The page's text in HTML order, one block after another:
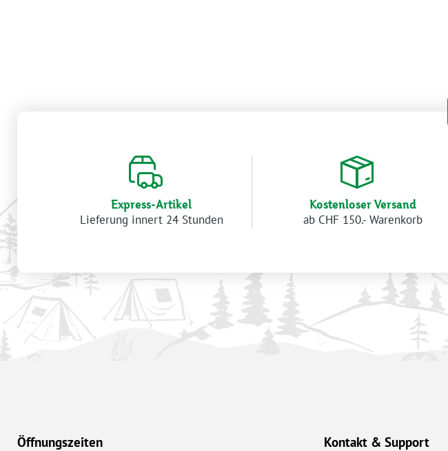
Express-Artikel
Lieferung innert 24 Stunden
Kostenloser Versand
ab CHF 150.- Warenkorb
Öffnungszeiten Kontakt & Support